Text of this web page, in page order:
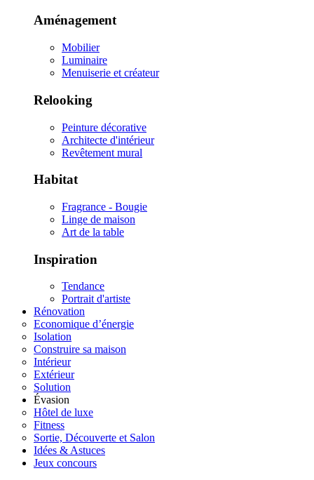
Aménagement
Mobilier
Luminaire
Menuiserie et créateur
Relooking
Peinture décorative
Architecte d'intérieur
Revêtement mural
Habitat
Fragrance - Bougie
Linge de maison
Art de la table
Inspiration
Tendance
Portrait d'artiste
Rénovation
Economique d’énergie
Isolation
Construire sa maison
Intérieur
Extérieur
Solution
Évasion
Hôtel de luxe
Fitness
Sortie, Découverte et Salon
Idées & Astuces
Jeux concours